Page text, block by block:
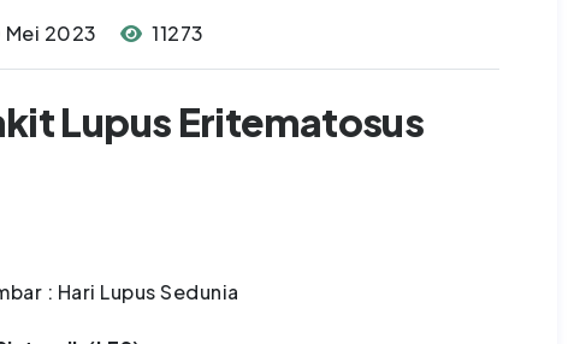
Mei 2023 11273
Lupus Eritematosus
: Hari Lupus Sedunia